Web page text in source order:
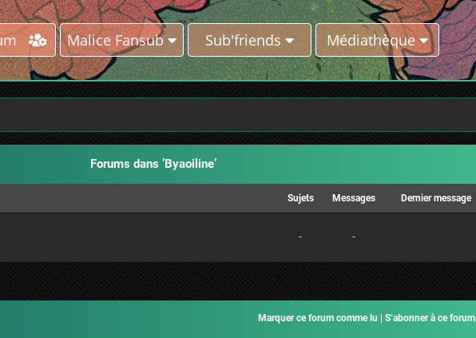
Malice Fansub Sub'friends Médiathèque
Forums dans ’Byaoiline’
Sujets Messages Dernier message
- -
Marquer ce forum comme lu S’abonner à ce forum